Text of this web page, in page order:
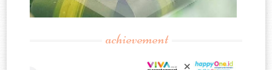
achievement